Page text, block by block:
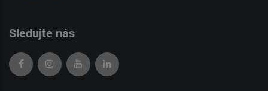
Sledujte nás